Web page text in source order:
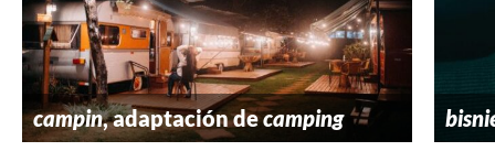
campin, adaptación decamping